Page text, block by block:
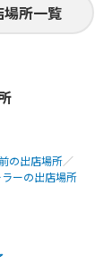
所一覧
の出店場所／
ーの出店場所